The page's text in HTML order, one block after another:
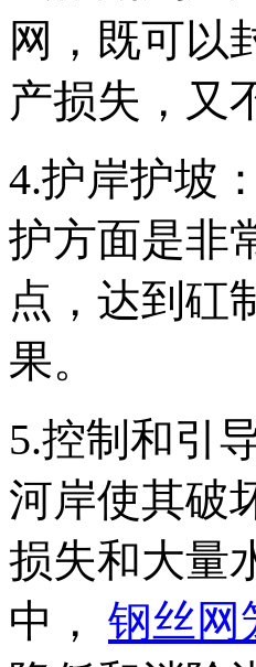
网，既可以
产损失，又
4.护岸护坡：
护方面是非
点，达到矼
果。
5.控制和引
河岸使其破
损失和大量
中， 钢丝网